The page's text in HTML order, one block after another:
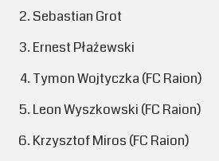
Sebastian Grot
Ernest Płażewski
Tymon Wojtyczka (FC Raion)
Leon Wyszkowski (FC Raion)
Krzysztof Miros (FC Raion)